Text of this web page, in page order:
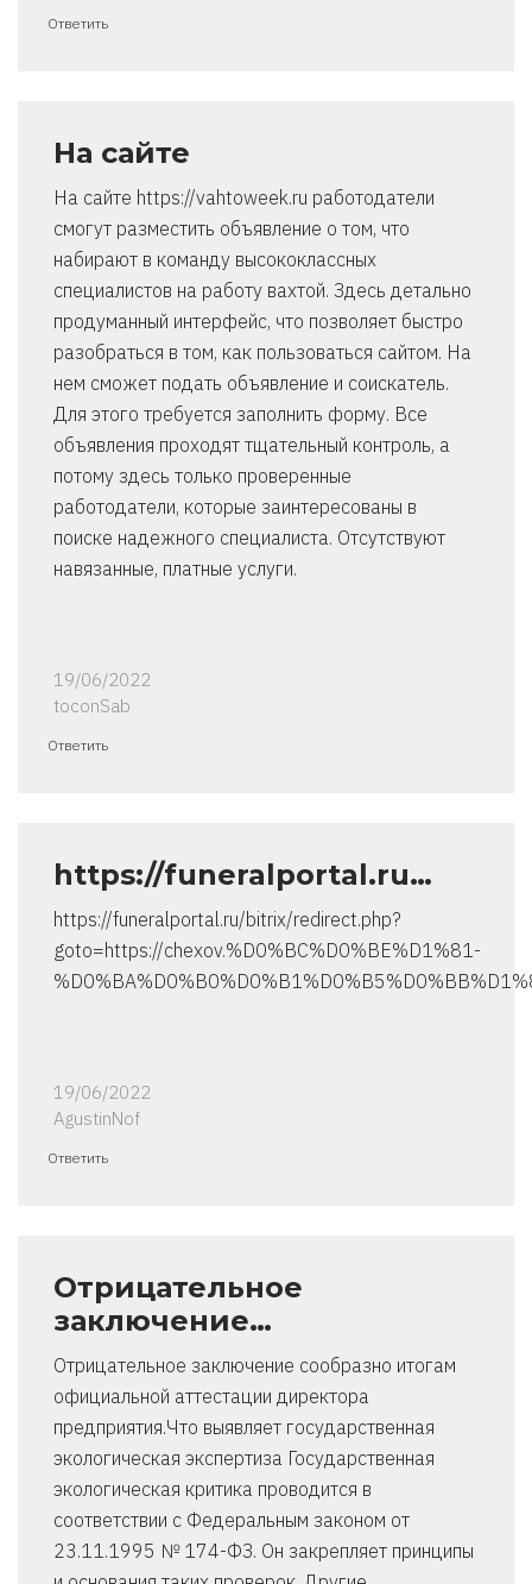
Ответить
На сайте
На сайте https://vahtoweek.ru работодатели
смогут разместить объявление о том, что
набирают в команду высококлассных
специалистов на работу вахтой. Здесь детально
продуманный интерфейс, что позволяет быстро
разобраться в том, как пользоваться сайтом. На
нем сможет подать объявление и соискатель.
Для этого требуется заполнить форму. Все
объявления проходят тщательный контроль, а
потому здесь только проверенные
работодатели, которые заинтересованы в
поиске надежного специалиста. Отсутствуют
навязанные, платные услуги.
19/06/2022
toconSab
Ответить
https://funeralportal.ru…
https://funeralportal.ru/bitrix/redirect.php?
goto=https://chexov.%D0%BC%D0%BE%D1%81-
19/06/2022
AgustinNof
Ответить
Отрицательное
заключение…
Отрицательное заключение сообразно итогам
официальной аттестации директора
предприятия.Что выявляет государственная
экологическая экспертиза Государственная
экологическая критика проводится в
соответствии с Федеральным законом от
23.11.1995 № 174-ФЗ. Он закрепляет принципы